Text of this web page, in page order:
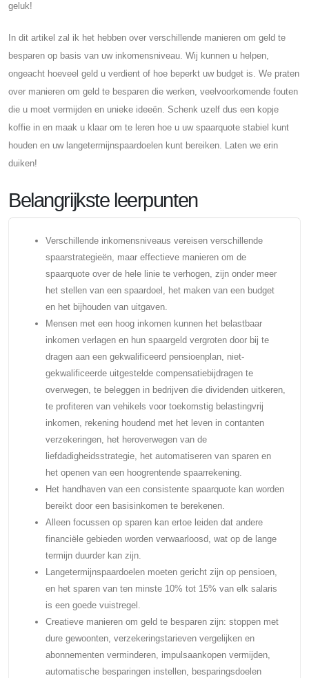
geluk!
In dit artikel zal ik het hebben over verschillende manieren om geld te
besparen op basis van uw inkomensniveau. Wij kunnen u helpen,
ongeacht hoeveel geld u verdient of hoe beperkt uw budget is. We praten
over manieren om geld te besparen die werken, veelvoorkomende fouten
die u moet vermijden en unieke ideeën. Schenk uzelf dus een kopje
koffie in en maak u klaar om te leren hoe u uw spaarquote stabiel kunt
houden en uw langetermijnspaardoelen kunt bereiken. Laten we erin
duiken!
Belangrijkste leerpunten
Verschillende inkomensniveaus vereisen verschillende
spaarstrategieën, maar effectieve manieren om de
spaarquote over de hele linie te verhogen, zijn onder meer
het stellen van een spaardoel, het maken van een budget
en het bijhouden van uitgaven.
Mensen met een hoog inkomen kunnen het belastbaar
inkomen verlagen en hun spaargeld vergroten door bij te
dragen aan een gekwalificeerd pensioenplan, niet-
gekwalificeerde uitgestelde compensatiebijdragen te
overwegen, te beleggen in bedrijven die dividenden uitkeren,
te profiteren van vehikels voor toekomstig belastingvrij
inkomen, rekening houdend met het leven in contanten
verzekeringen, het heroverwegen van de
liefdadigheidsstrategie, het automatiseren van sparen en
het openen van een hoogrentende spaarrekening.
Het handhaven van een consistente spaarquote kan worden
bereikt door een basisinkomen te berekenen.
Alleen focussen op sparen kan ertoe leiden dat andere
financiële gebieden worden verwaarloosd, wat op de lange
termijn duurder kan zijn.
Langetermijnspaardoelen moeten gericht zijn op pensioen,
en het sparen van ten minste 10% tot 15% van elk salaris
is een goede vuistregel.
Creatieve manieren om geld te besparen zijn: stoppen met
dure gewoonten, verzekeringstarieven vergelijken en
abonnementen verminderen, impulsaankopen vermijden,
automatische besparingen instellen, besparingsdoelen